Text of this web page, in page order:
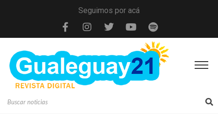
Seguimos por acá